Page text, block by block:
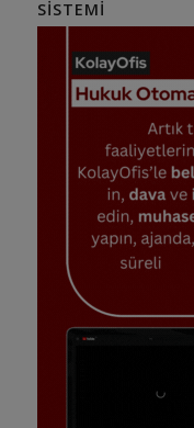
SISTEMI